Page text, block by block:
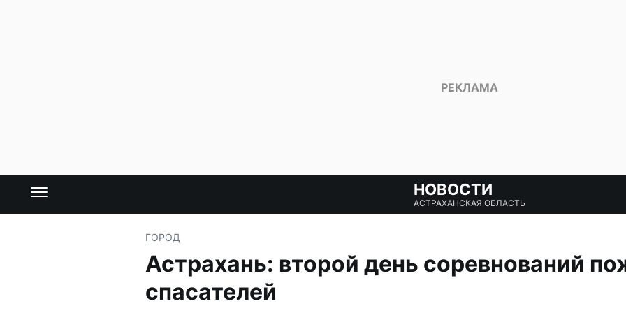
НОВОСТИ
АСТРАХАНСКАЯ ОБЛАСТЬ
ГОРОД
Астрахань: второй день соревнований
спасателей